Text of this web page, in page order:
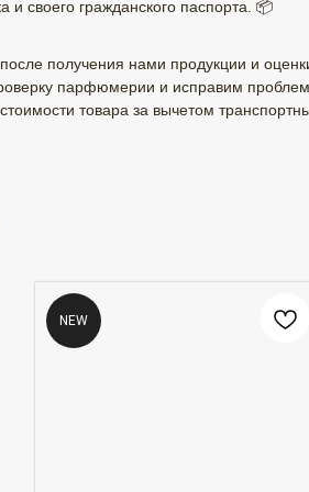
и своего гражданского паспорта. 📦
получения нами продукции и
парфюмерии и исправим
товара за вычетом
NEW